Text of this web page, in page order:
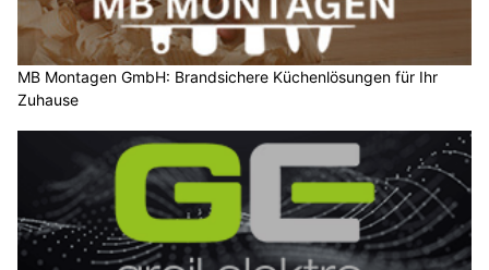
MB Montagen GmbH: Brandsichere Küchenlösungen für Ihr
Zuhause